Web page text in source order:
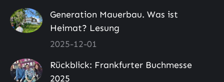
Generation Mauerbau. Was ist
Heimat? Lesung
2025-12-01
Rückblick: Frankfurter Buchmesse
2025